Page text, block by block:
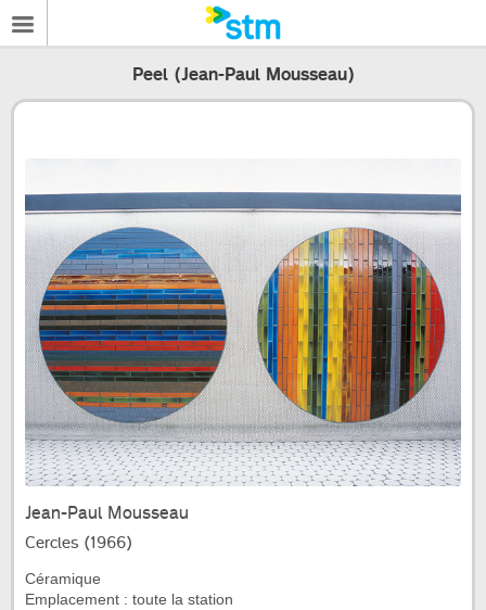
Peel (Jean-Paul Mousseau)
Jean-Paul Mousseau
Cercles (1966)
Céramique
Emplacement : toute la station